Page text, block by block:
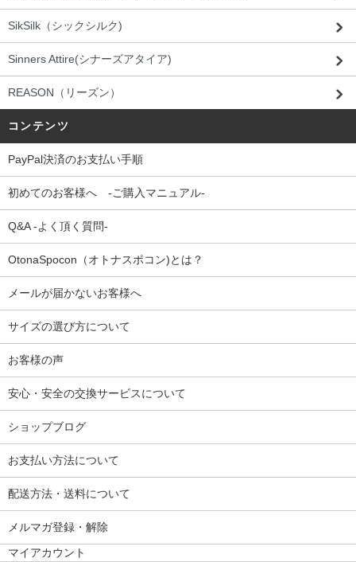
SikSilk（シックシルク)
Sinners Attire(シナーズアタイア)
REASON（リーズン）
コンテンツ
PayPal決済のお支払い手順
初めてのお客様へ -ご購入マニュアル-
Q&A -よく頂く質問-
OtonaSpocon（オトナスポコン)とは？
メールが届かないお客様へ
サイズの選び方について
お客様の声
安心・安全の交換サービスについて
ショップブログ
お支払い方法について
配送方法・送料について
メルマガ登録・解除
マイアカウント